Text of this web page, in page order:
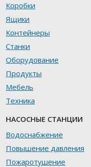
Коробки
Ящики
Контейнеры
Станки
Оборудование
Продукты
Мебель
Техника
НАСОСНЫЕ СТАНЦИИ
Водоснабжение
Повышение давления
Пожаротушение